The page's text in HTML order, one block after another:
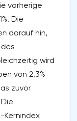
vorherige
Die
darauf hin,
wird
von 2,3%
zuvor
Kernindex